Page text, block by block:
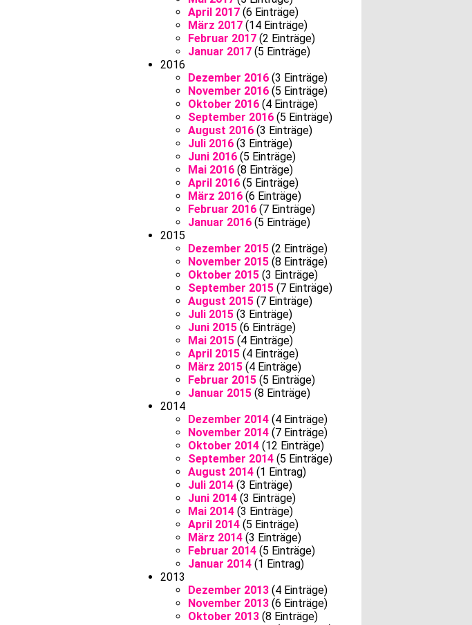
April 2017(6 Einträge)
März 2017(14 Einträge)
Februar 2017(2 Einträge)
Januar 2017(5 Einträge)
2016
Dezember 2016(3 Einträge)
November 2016(5 Einträge)
Oktober 2016(4 Einträge)
September 2016(5 Einträge)
August 2016(3 Einträge)
Juli 2016(3 Einträge)
Juni 2016(5 Einträge)
Mai 2016(8 Einträge)
April 2016(5 Einträge)
März 2016(6 Einträge)
Februar 2016(7 Einträge)
Januar 2016(5 Einträge)
2015
Dezember 2015(2 Einträge)
November 2015(8 Einträge)
Oktober 2015(3 Einträge)
September 2015(7 Einträge)
August 2015(7 Einträge)
Juli 2015(3 Einträge)
Juni 2015(6 Einträge)
Mai 2015(4 Einträge)
April 2015(4 Einträge)
März 2015(4 Einträge)
Februar 2015(5 Einträge)
Januar 2015(8 Einträge)
2014
Dezember 2014(4 Einträge)
November 2014(7 Einträge)
Oktober 2014(12 Einträge)
September 2014(5 Einträge)
August 2014(1 Eintrag)
Juli 2014(3 Einträge)
Juni 2014(3 Einträge)
Mai 2014(3 Einträge)
April 2014(5 Einträge)
März 2014(3 Einträge)
Februar 2014(5 Einträge)
Januar 2014(1 Eintrag)
2013
Dezember 2013(4 Einträge)
November 2013(6 Einträge)
Oktober 2013(8 Einträge)